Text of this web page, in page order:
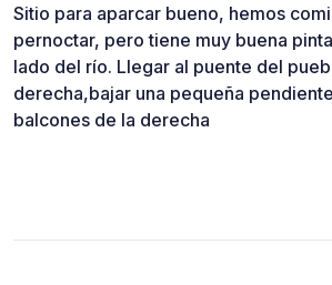
Sitio para aparcar bueno, hemos
pernoctar, pero tiene muy buena
lado del río. Llegar al puente del
derecha,bajar una pequeña
balcones de la derecha